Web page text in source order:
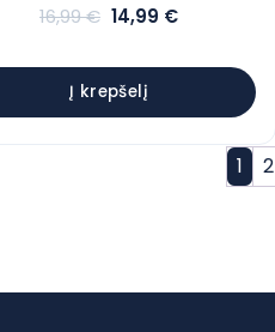
16,99€ Sena
16,99 €.
14,99 €Dabartinė
14,99 €.
Į krepšelį
1 2